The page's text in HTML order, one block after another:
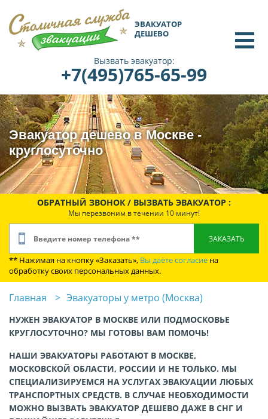
ЭВАКУАТОР
ДЕШЕВО
Вызвать эвакуатор:
+7(495)765-65-99
Эвакуатор дешево в Москве -
круглосуточно
ОБРАТНЫЙ ЗВОНОК / ВЫЗВАТЬ ЭВАКУАТОР :
Мы перезвоним в течении 10 минут!
** Нажимая на кнопку «Заказать», Вы даёте согласие на
обработку своих персональных данных.
Главная Эвакуаторы у метро (Москва)
НУЖЕН ЭВАКУАТОР В МОСКВЕ ИЛИ ПОДМОСКОВЬЕ
КРУГЛОСУТОЧНО? МЫ ГОТОВЫ ВАМ ПОМОЧЬ!
НАШИ ЭВАКУАТОРЫ РАБОТАЮТ В МОСКВЕ,
МОСКОВСКОЙ ОБЛАСТИ, РОССИИ И НЕ ТОЛЬКО. МЫ
СПЕЦИАЛИЗИРУЕМСЯ НА УСЛУГАХ ЭВАКУАЦИИ ЛЮБЫХ
ТРАНСПОРТНЫХ СРЕДСТВ. В СЛУЧАЕ НЕОБХОДИМОСТИ
МОЖНО ВЫЗВАТЬ ЭВАКУАТОР ДЕШЕВО ДАЖЕ В СНГ И